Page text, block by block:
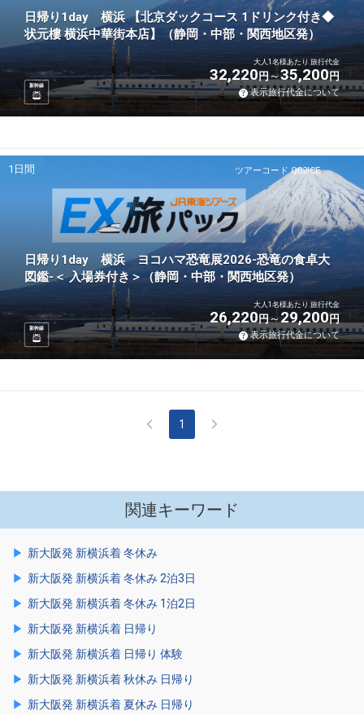
日帰り1day 横浜 【北京ダックコース 1ドリンク付き◆
状元樓 横浜中華街本店】（静岡・中部・関西地区発）
新幹線
大人1名様あたり 旅行代金
32,220円 35,200円
表示旅行代金について
ツアーコード Q02ICE
1日間
日帰り1day 横浜 ヨコハマ恐竜展2026-恐竜の食卓大
図鑑-＜ 入場券付き＞（静岡・中部・関西地区発）
新幹線
大人1名様あたり 旅行代金
26,220円 29,200円
表示旅行代金について
1
関連キーワード
新大阪発 新横浜着 冬休み
新大阪発 新横浜着 冬休み 2泊3日
新大阪発 新横浜着 冬休み 1泊2日
新大阪発 新横浜着 日帰り
新大阪発 新横浜着 日帰り 体験
新大阪発 新横浜着 秋休み 日帰り
新大阪発 新横浜着 夏休み 日帰り